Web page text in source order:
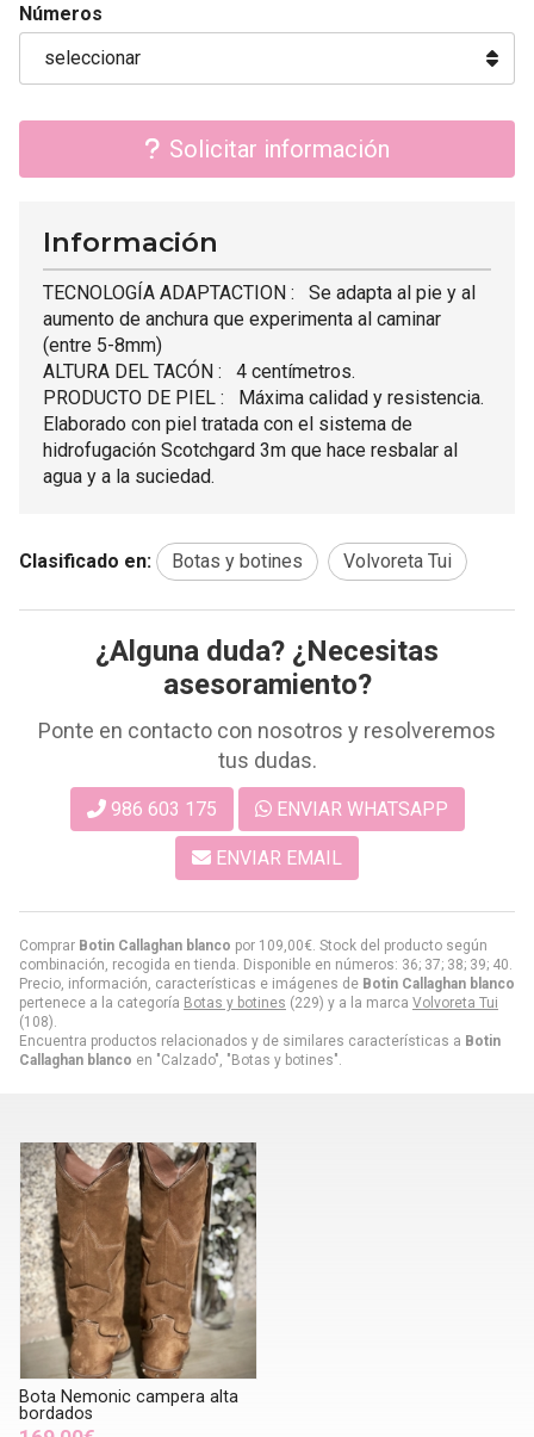
Números
Solicitar información
Comprar Botin Callaghan blanco por 109,00€. Stock del producto según
combinación, recogida en tienda. Disponible en números: 36; 37; 38; 39; 40.
Precio, información, características e imágenes de Botin Callaghan blanco
pertenece a la categoría Botas y botines (229) y a la marca Volvoreta Tui
(108).
Encuentra productos relacionados y de similares características a Botin
Callaghan blanco en "Calzado", "Botas y botines".
Información
TECNOLOGÍA ADAPTACTION : Se adapta al pie y al
aumento de anchura que experimenta al caminar
(entre 5-8mm)
ALTURA DEL TACÓN : 4 centímetros.
PRODUCTO DE PIEL : Máxima calidad y resistencia.
Elaborado con piel tratada con el sistema de
hidrofugación Scotchgard 3m que hace resbalar al
agua y a la suciedad.
Clasificado en: Botas y botines Volvoreta Tui
¿Alguna duda? ¿Necesitas
asesoramiento?
Ponte en contacto con nosotros y resolveremos
tus dudas.
986 603 175 ENVIAR WHATSAPP
ENVIAR EMAIL
Bota Nemonic campera alta
bordados